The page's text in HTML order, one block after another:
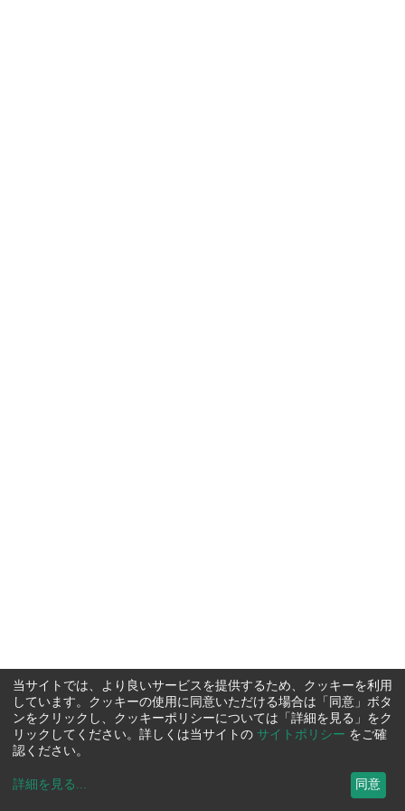
当サイトでは、より良いサービスを提供するため、クッキーを利用
しています。クッキーの使用に同意いただける場合は「同意」ボタ
ンをクリックし、クッキーポリシーについては「詳細を見る」をク
リックしてください。詳しくは当サイトの サイトポリシー をご確
認ください。
詳細を見る ... 同意